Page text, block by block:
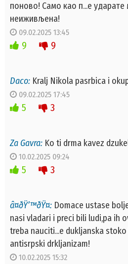
поново! Само као п...е
неиживљена!
09.02.2025 13:45
9 9
Daco: Kralj Nikola pasrbica i
09.02.2025 17:45
5 3
Za Gavra: Ko ti drma kavez
10.02.2025 09:24
5 3
â¤ðŸ’™ðŸ¤: Domace ustase
nasi vladari i preci bili ludi,pa ih
treba nauciti...e dukljanska
antisrpski drkljanizam!
10.02.2025 15:32